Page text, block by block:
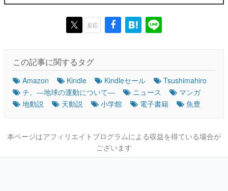
反応
この記事に関するタグ
Amazon Kindle Kindleセール
Tsushimahiro
チ。―地球の運動について―
ニュース
マンガ
地動説
天動説 小学館 電子書籍 魚豊
本ページはアフィリエイトプログラムによる収益を得ている場合が
ございます